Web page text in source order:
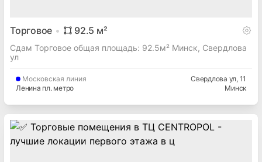
Торговое 92.5 м²
Сдам Торговое общая площадь: 92.5м² Минск, Свердлова
ул
Московская линия
Ленина пл. метро
Свердлова ул, 11
Минск